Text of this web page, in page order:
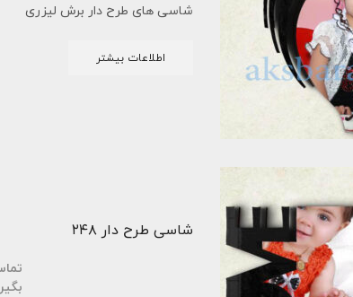
شاسی های طرح دار برش لیزری
اطلاعات بیشتر
شاسی طرح دار ۲۴۸